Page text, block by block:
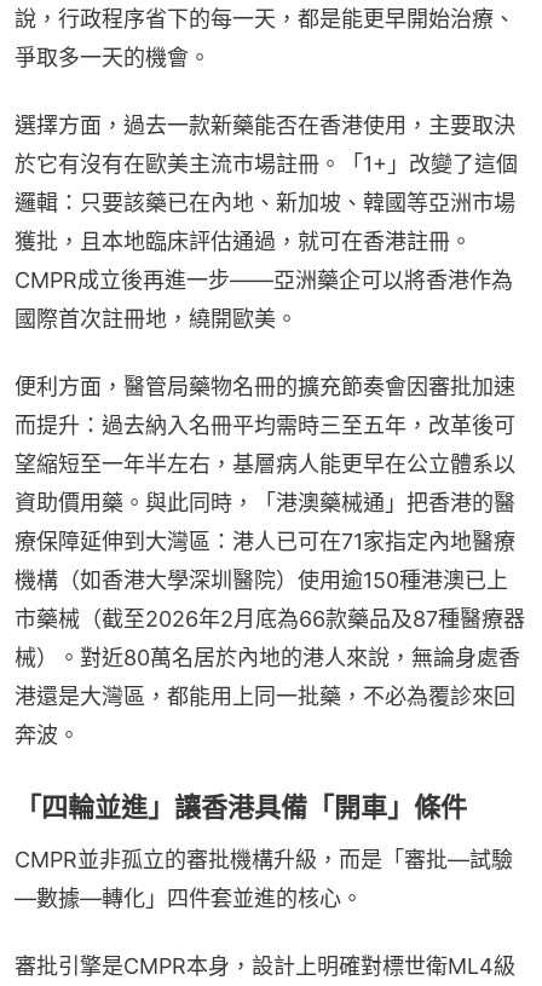
說，行政程序省下的每一天，都是能更早開始治療、
爭取多一天的機會。
選擇方面，過去一款新藥能否在香港使用，主要取決
於它有沒有在歐美主流市場註冊。「1+」改變了這個
邏輯：只要該藥已在內地、新加坡、韓國等亞洲市場
獲批，且本地臨床評估通過，就可在香港註冊。
CMPR成立後再進一步——亞洲藥企可以將香港作為
國際首次註冊地，繞開歐美。
便利方面，醫管局藥物名冊的擴充節奏會因審批加速
而提升：過去納入名冊平均需時三至五年，改革後可
望縮短至一年半左右，基層病人能更早在公立體系以
資助價用藥。與此同時，「港澳藥械通」把香港的醫
療保障延伸到大灣區：港人已可在71家指定內地醫療
機構（如香港大學深圳醫院）使用逾150種港澳已上
市藥械（截至2026年2月底為66款藥品及87種醫療器
械）。對近80萬名居於內地的港人來說，無論身處香
港還是大灣區，都能用上同一批藥，不必為覆診來回
奔波。
「四輪並進」讓香港具備「開車」條件
CMPR並非孤立的審批機構升級，而是「審批—試驗
—數據—轉化」四件套並進的核心。
審批引擎是CMPR本身，設計上明確對標世衛ML4級